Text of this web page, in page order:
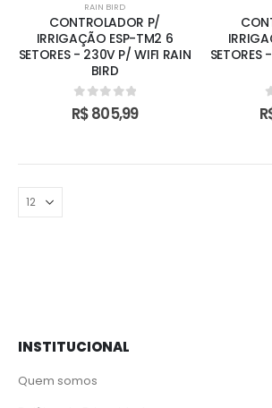
RAIN BIRD
CONTROLADOR P/
IRRIGAÇÃO ESP-TM2 6
SETORES - 230V P/ WIFI RAIN
BIRD
0out of 5
R$805,99
INSTITUCIONAL
Quem somos